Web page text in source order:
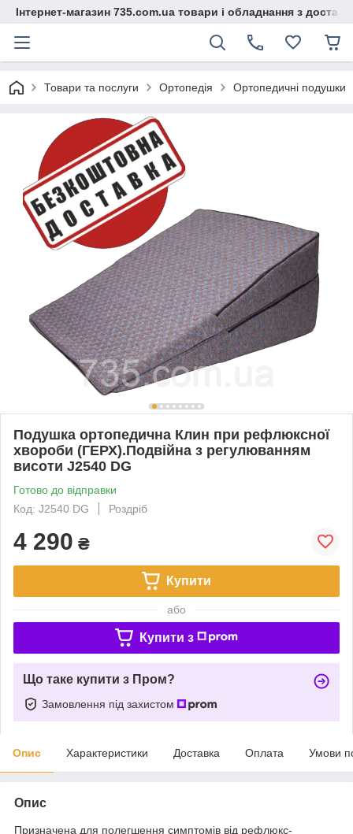
Інтернет-магазин 735.com.ua товари і обладнання з
Товари та послуги Ортопедія Ортопедичні подушки
Подушка ортопедична Клин при рефлюксної
хвороби (ГЕРХ).Подвійна з регулюванням
висоти J2540 DG
Готово до відправки
Код: J2540 DG
Роздріб
4 290 ₴
Купити
або
Купити з
Що таке купити з Пром?
Замовлення під захистом
Опис Характеристики Доставка Оплата Умови
Опис
Призначена для полегшення симптомів від рефлюкс-